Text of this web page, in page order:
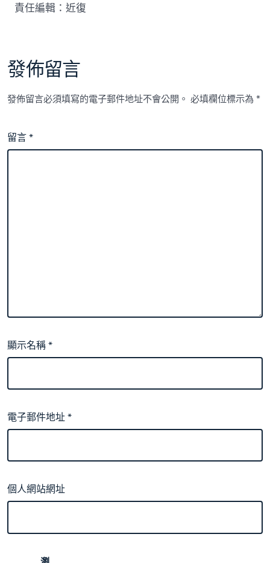
責任編輯：近復
發佈留言
發佈留言必須填寫的電子郵件地址不會公開。 必填欄位標示為*
留言*
顯示名稱*
電子郵件地址*
個人網站網址